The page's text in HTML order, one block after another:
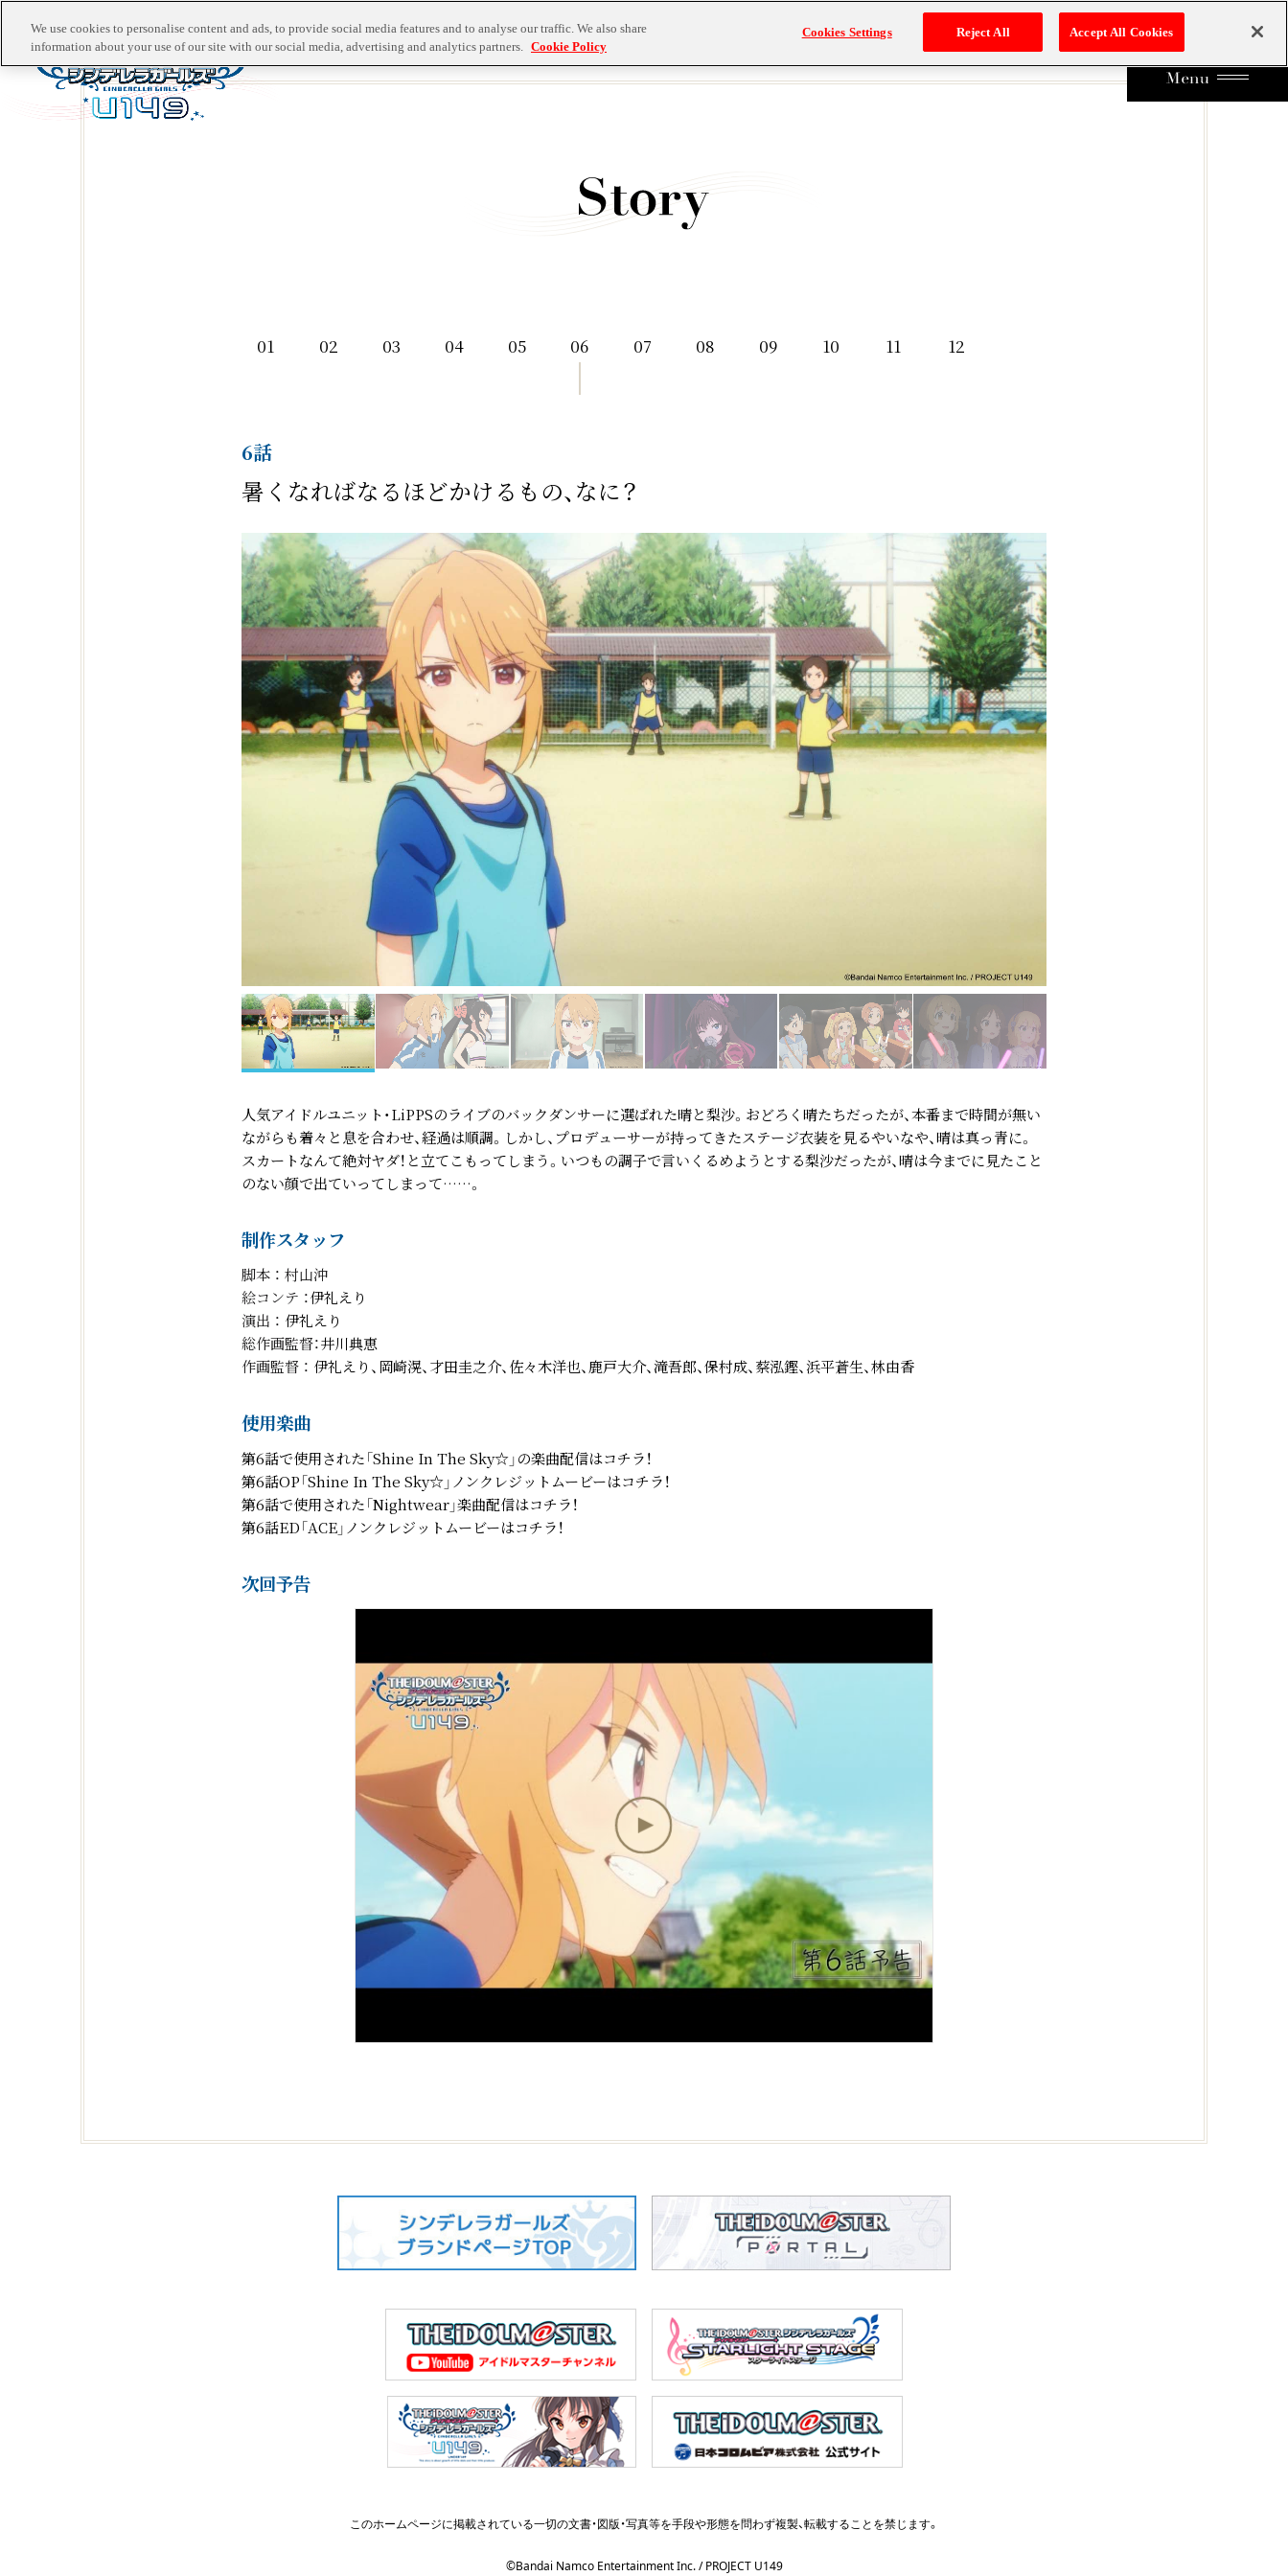
01 02 03 04 05 06 07 08 09 10 11 12
6話
暑くなればなるほどかけるもの、なに？
人気アイドルユニット・LiPPSのライブのバックダンサーに選ばれた晴と梨沙。おどろく晴たちだったが、本番まで時間が無い
ながらも着々と息を合わせ、経過は順調。しかし、プロデューサーが持ってきたステージ衣装を見るやいなや、晴は真っ青に。
スカートなんて絶対ヤダ！と立てこもってしまう。いつもの調子で言いくるめようとする梨沙だったが、晴は今までに見たこと
のない顔で出ていってしまって……。
制作スタッフ
脚本 ： 村山沖
絵コンテ ：伊礼えり
演出 ： 伊礼えり
総作画監督：井川典恵
作画監督 ： 伊礼えり、岡崎滉、才田圭之介、佐々木洋也、鹿戸大介、滝吾郎、保村成、蔡泓鏗、浜平蒼生、林由香
使用楽曲
第6話で使用された「Shine In The Sky☆」の楽曲配信はコチラ！
第6話OP「Shine In The Sky☆」ノンクレジットムービーはコチラ！
第6話で使用された「Nightwear」楽曲配信はコチラ！
第6話ED「ACE」ノンクレジットムービーはコチラ！
次回予告
このホームページに掲載されている一切の文書・図版・写真等を手段や形態を問わず複製、転載することを禁じます。
©Bandai Namco Entertainment Inc. / PROJECT U149
We use cookies to personalise content and ads, to provide social media features and to analyse our traffic. We also share
information about your use of our site with our social media, advertising and analytics partners. Cookie Policy
Cookies Settings Reject All Accept All Cookies